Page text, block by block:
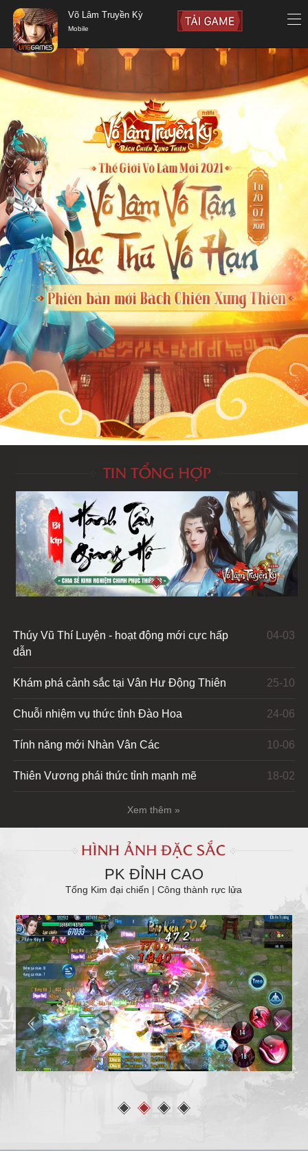
Võ Lâm Truyền Kỳ
Mobile
Thúy Vũ Thí Luyện - hoạt động mới cực hấp
dẫn
04-03
Khám phá cảnh sắc tại Vân Hư Động Thiên 25-10
Chuỗi nhiệm vụ thức tỉnh Đào Hoa 24-06
Tính năng mới Nhàn Vân Các 10-06
Thiên Vương phái thức tỉnh mạnh mẽ 18-02
Xem thêm »
PK ĐỈNH CAO
Tống Kim đại chiến | Công thành rực lửa